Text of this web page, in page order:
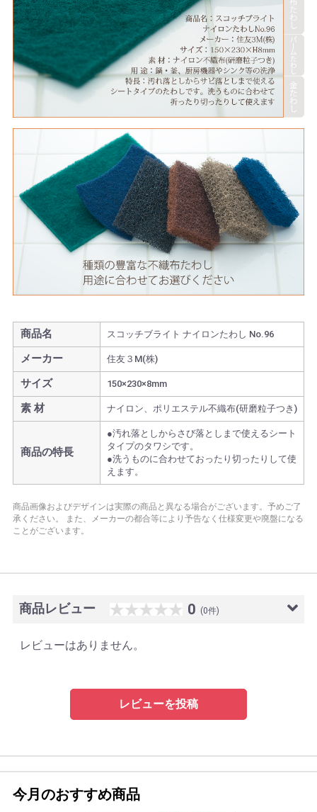
商品名 スコッチブライト ナイロンたわし No.96
メーカー 住友３M(株)
サイズ 150×230×8mm
素 材 ナイロン、ポリエステル不織布(研磨粒子つき)
商品の特長
●汚れ落としからさび落としまで使えるシート
タイプのタワシです。
●洗うものに合わせておったり切ったりして使
えます。
商品画像およびデザインは実際の商品と異なる場合がございます。予めご了
承ください。
また、メーカーの都合等により予告なく仕様変更や廃盤になる
ことがございます。
商品レビュー 0 (0件)
レビューはありません。
レビューを投稿
今月のおすすめ商品